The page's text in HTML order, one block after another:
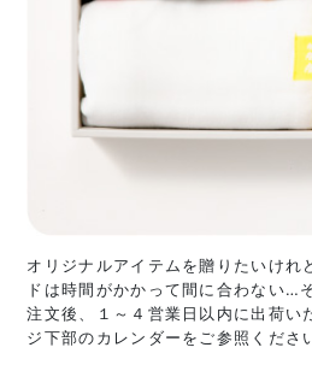
オリジナルアイテムを贈りたいけれ
ドは時間がかかって間に合わない…
注文後、１～４営業日以内に出荷い
ジ下部のカレンダーをご参照くださ